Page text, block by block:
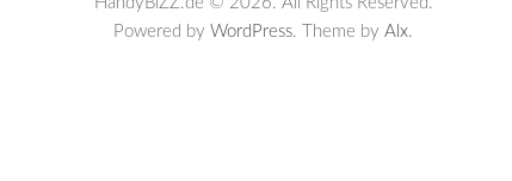
Powered by WordPress. Theme by Alx.